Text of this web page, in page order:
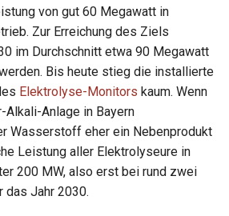
von gut 60 Megawatt in
Zur Erreichung des Ziels
im Durchschnitt etwa 90 Megawatt
Bis heute stieg die installierte
Elektrolyse-Monitors kaum. Wenn
Alkali-Anlage in Bayern
Wasserstoff eher ein Nebenprodukt
Leistung aller Elektrolyseure in
200 MW, also erst bei rund zwei
Jahr 2030.